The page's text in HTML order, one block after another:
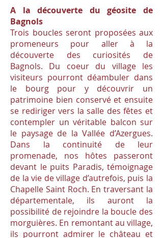
A la découverte du géosite de
Bagnols
Trois boucles seront proposées aux
promeneurs pour aller à la
découverte des curiosités de
Bagnols. Du coeur du village les
visiteurs pourront déambuler dans
le bourg pour y découvrir un
patrimoine bien conservé et ensuite
se rediriger vers la salle des fêtes et
contempler un véritable balcon sur
le paysage de la Vallée d’Azergues.
Dans la continuité de leur
promenade, nos hôtes passeront
devant le puits Paradis, témoignage
de la vie de village d’autrefois, puis la
Chapelle Saint Roch. En traversant la
départementale, ils auront la
possibilité de rejoindre la boucle des
morguières. En remontant au village,
ils pourront admirer le château et